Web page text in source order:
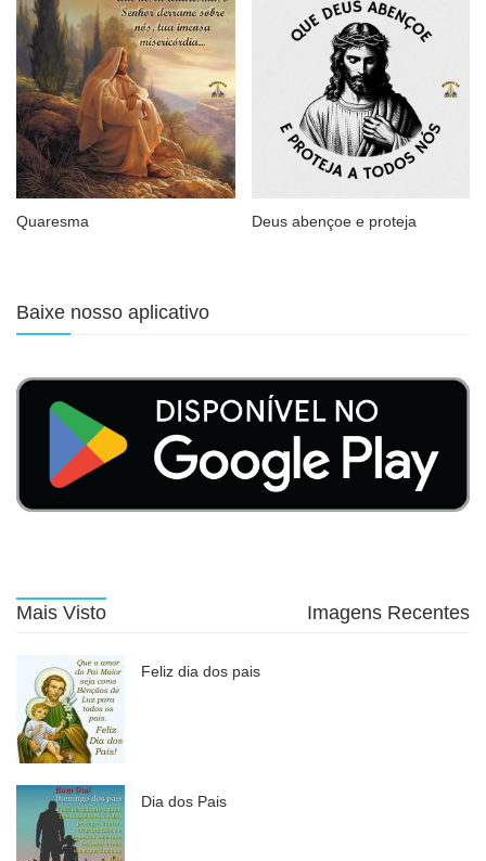
Quaresma Deus abençoe e proteja
Baixe nosso aplicativo
Mais Visto Imagens Recentes
Feliz dia dos pais
Dia dos Pais